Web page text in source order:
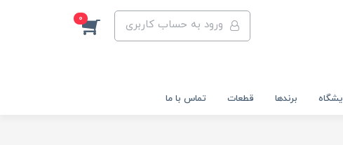
ورود به حساب کاربری 0
برندها قطعات تماس با ما